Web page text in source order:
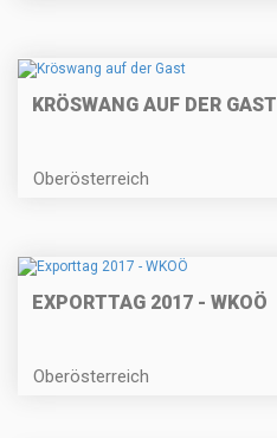
KRÖSWANG AUF DER GAST
Oberösterreich
EXPORTTAG 2017 - WKOÖ
Oberösterreich